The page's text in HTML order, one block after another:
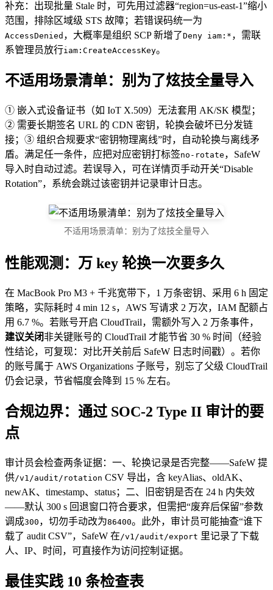
补充：出现批量 Stale 时，可先用过滤器“region=us-east-1”缩小
范围，排除区域级 STS 故障；若错误码统一为
AccessDenied ，大概率是组织 SCP 新增了Deny iam:* ，需联
系管理员放行iam:CreateAccessKey。
不适用场景清单：别为了炫技全量导入
① 嵌入式设备证书（如 IoT X.509）无法套用 AK/SK 模型；
② 需要长期签名 URL 的 CDN 密钥，轮换会破坏已分发链
接；③ 组织合规要求“密钥物理离线”时，自动轮换与离线矛
盾。满足任一条件，应把对应密钥打标签no-rotate ，SafeW
导入时自动过滤。若误导入，可在详情页手动开关“Disable
Rotation”，系统会跳过该密钥并记录审计日志。
不适用场景清单：别为了炫技全量导入
性能观测：万 key 轮换一次要多久
在 MacBook Pro M3 + 千兆宽带下，1 万条密钥、采用 6 h 固定
策略，实际耗时 4 min 12 s，AWS 写请求 2 万次，IAM 配额占
用 6.7 %。若账号开启 CloudTrail，需额外写入 2 万条事件，
建议关闭非关键账号的 CloudTrail 才能节省 30 % 时间（经验
性结论，可复现：对比开关前后 SafeW 日志时间戳）。若你
的账号属于 AWS Organizations 子账号，别忘了父级 CloudTrail
仍会记录，节省幅度会降到 15 % 左右。
合规边界：通过 SOC-2 Type II 审计的要
点
审计员会检查两条证据：一、轮换记录是否完整——SafeW 提
供/v1/audit/rotation CSV 导出，含 keyAlias、oldAK、
newAK、timestamp、status；二、旧密钥是否在 24 h 内失效
——默认 300 s 回退窗口符合要求，但需把“废弃后保留”参数
调成300 ，切勿手动改为86400。此外，审计员可能抽查“谁下
载了 audit CSV”，SafeW 在 /v1/audit/export 里记录了下载
人、IP、时间，可直接作为访问控制证据。
最佳实践 10 条检查表